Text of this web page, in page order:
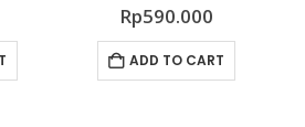
out of 5
Rp590.000
ADD TO CART